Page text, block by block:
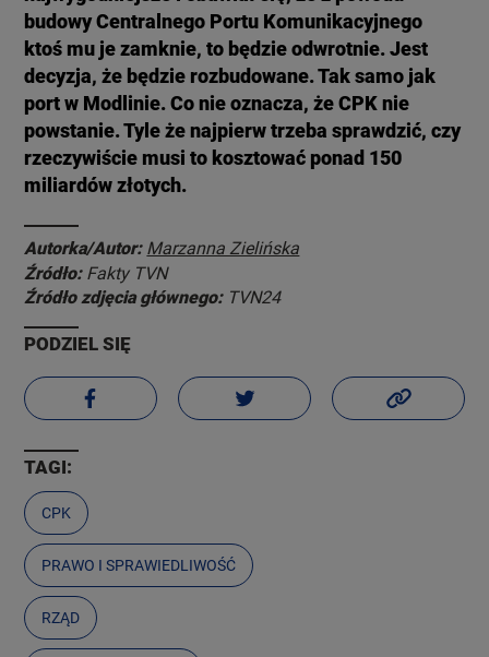
budowy Centralnego Portu Komunikacyjnego
ktoś mu je zamknie, to będzie odwrotnie. Jest
decyzja, że będzie rozbudowane. Tak samo jak
port w Modlinie. Co nie oznacza, że CPK nie
powstanie. Tyle że najpierw trzeba sprawdzić, czy
rzeczywiście musi to kosztować ponad 150
miliardów złotych.
Autorka/Autor: Marzanna Zielińska
Źródło: Fakty TVN
Źródło zdjęcia głównego: TVN24
PODZIEL SIĘ
TAGI:
CPK
PRAWO I SPRAWIEDLIWOŚĆ
RZĄD